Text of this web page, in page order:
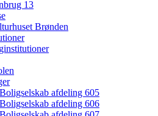
13
Brønden
afdeling 605
afdeling 606